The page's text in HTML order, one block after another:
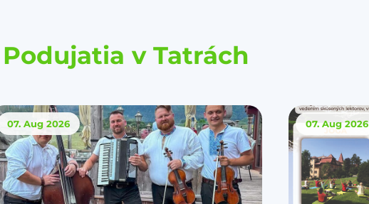
Podujatia v Tatrách
07. Aug2026 07. Aug2026